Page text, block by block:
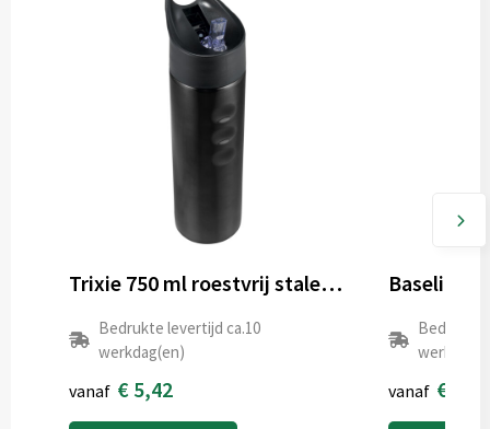
Trixie 750 ml roestvrij stalen sportfles
Bedrukte levertijd ca.10
werkdag(en)
vanaf € 5,42
Bedrukte
vanaf €